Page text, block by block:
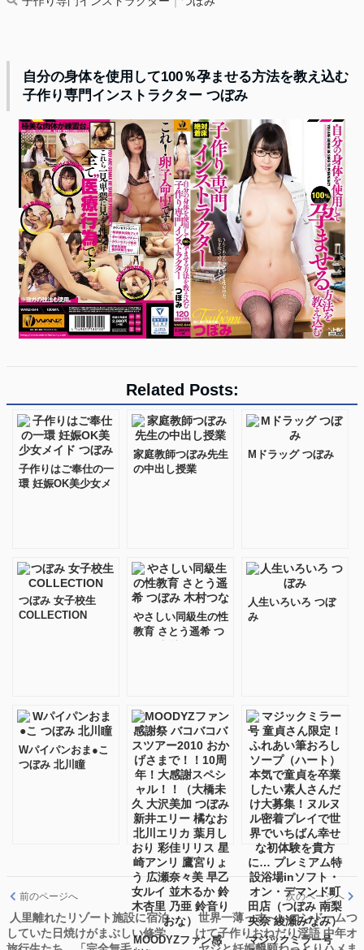
自分の身体を使用して100％孕ませる方法を教え込む
子作り専門インストラクター つぼみ
Related Posts:
子作りはご奉仕の一
環 妊娠OK美少女メ
家庭教師つぼみ先生
の中出し授業
Mドラッグ つぼみ
つぼみ 女子校生
COLLECTION
やさしい同級生の性
教育 さとう遥希 つ
人生いろいろ つぼ
み
Wパイパンおま●こ
つぼみ 北川瞳
MOODYZファン感
マジックミラー号
前のページへ
人里離れたリゾート施設に宿泊
していた日焼けがまぶしい修学
次のページへ
世界一薄っす～いコンドームつ
けて子作りおねだり淫語 中年オ